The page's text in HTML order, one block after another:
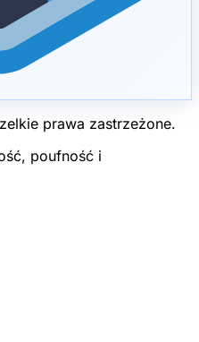
prawa zastrzeżone.
poufność i